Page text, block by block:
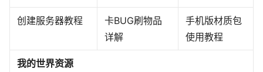
创建服务器教程
卡BUG刷物品
详解
手机版材质包
使用教程
我的世界资源